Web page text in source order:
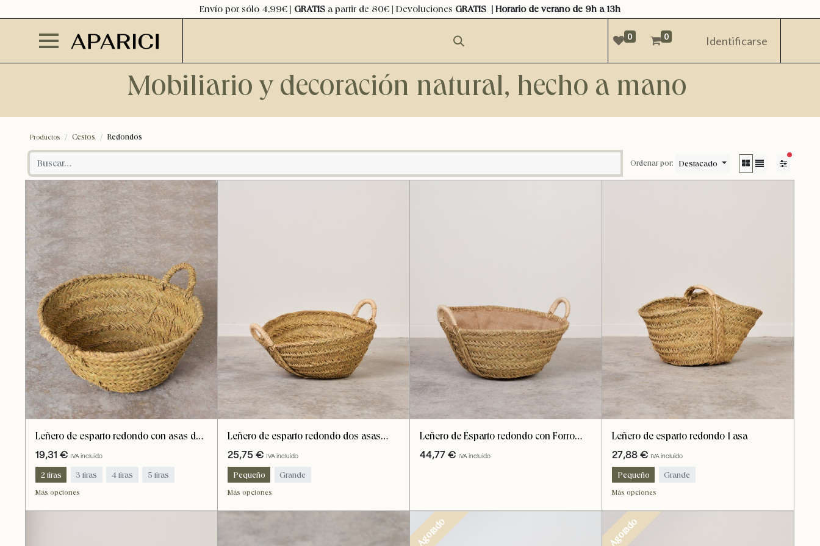
Envío por sólo 4,99€ | GRATIS a partir de 80€ | Devoluciones GRATIS | Horario de verano de 9h a 13h
0 0 Identificarse
Mobiliario y decoración natural, hecho a mano
Productos Cestos Redondos
Ordenar por: Destacado
filtros
Leñero de esparto redondo con asas de
esparto
19,31 € IVA incluido
2 tiras 3 tiras 4 tiras 5 tiras
Más opciones
Leñero de esparto redondo dos asas
reforzadas
25,75 € IVA incluido
Pequeño Grande
Más opciones
Leñero de Esparto redondo con Forro
Arpillera/Yute
44,77 € IVA incluido
Leñero de esparto redondo 1 asa
27,88 € IVA incluido
Pequeño Grande
Más opciones
Agotado Agotado